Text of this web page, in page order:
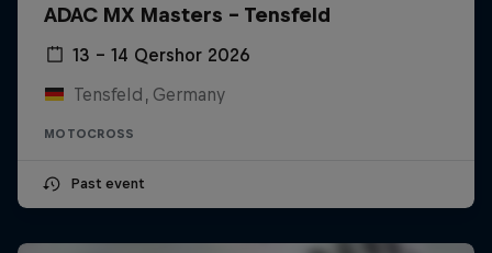
ADAC MX Masters – Tensfeld
13 – 14 Qershor 2026
Tensfeld, Germany
MOTOCROSS
Past event